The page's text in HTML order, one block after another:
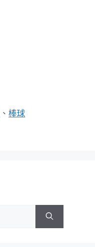
、棒球